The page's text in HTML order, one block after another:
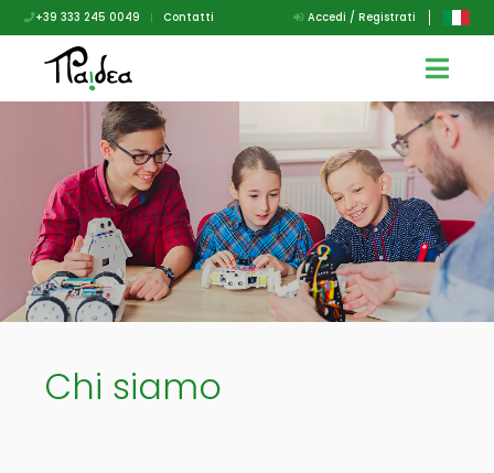
+39 333 245 0049 | Contatti Accedi / Registrati
Chi siamo